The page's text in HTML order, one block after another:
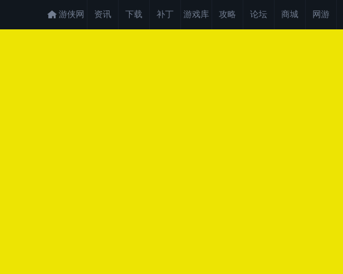
游侠网 资讯 下载 补丁 游戏库 攻略 论坛 商城 网游